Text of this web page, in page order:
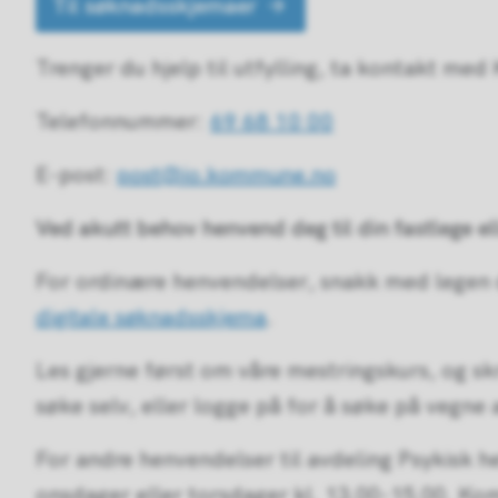
Trenger du hjelp til utfylling, ta kontakt
Telefonnummer:69 68 10 00
E-post:post@io.kommune.no
Ved akutt behov henvend deg til din fastlege
For ordinære henvendelser, snakk med
digitale søknadsskjema.
Les gjerne først om våre mestringskurs, og
søke selv, eller logge på for å søke på vegne
For andre henvendelser til avdeling Psykisk